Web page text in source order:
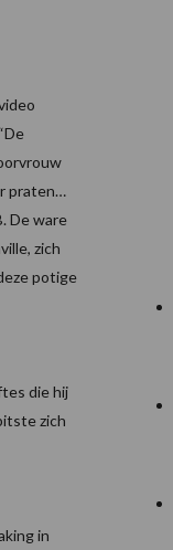
praten…
De ware
zich
potige
die hij
zich
in